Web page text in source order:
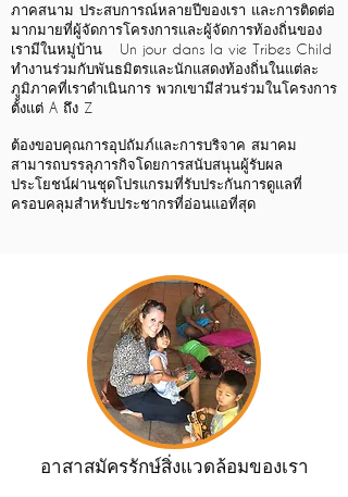
ภาคสนาม ประสบการณ์หลายปีของเรา และการติดต่อ
มากมายที่ผู้จัดการโครงการและผู้จัดการท้องถิ่นของ
เรามีในหมู่บ้าน
Un jour dans la vie Tribes Child
ทำงานร่วมกับพันธมิตรและนักแสดงท้องถิ่นในแต่ละ
ภูมิภาคที่เราดำเนินการ พวกเขามีส่วนร่วมในโครงการ
ตั้งแต่ A ถึง Z
ต้องขอบคุณการอุปถัมภ์และการบริจาค สมาคม
สามารถบรรลุภารกิจโดยการสนับสนุนผู้รับผล
ประโยชน์ผ่านชุดโปรแกรมที่รับประกันการดูแลที่
ครอบคลุมสำหรับประชากรที่อ่อนแอที่สุด
อาสาสมัครรักษ์สิ่งแวดล้อมของเรา